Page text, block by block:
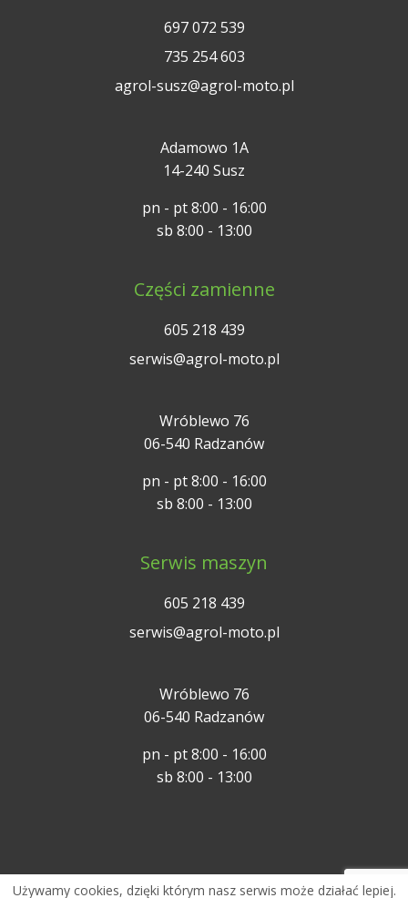
697 072 539
735 254 603
agrol-susz@agrol-moto.pl
Adamowo 1A
14-240 Susz
pn - pt 8:00 - 16:00
sb 8:00 - 13:00
Części zamienne
605 218 439
serwis@agrol-moto.pl
Wróblewo 76
06-540 Radzanów
pn - pt 8:00 - 16:00
sb 8:00 - 13:00
Serwis maszyn
605 218 439
serwis@agrol-moto.pl
Wróblewo 76
06-540 Radzanów
pn - pt 8:00 - 16:00
sb 8:00 - 13:00
Używamy cookies, dzięki którym nasz serwis może działać lepiej.